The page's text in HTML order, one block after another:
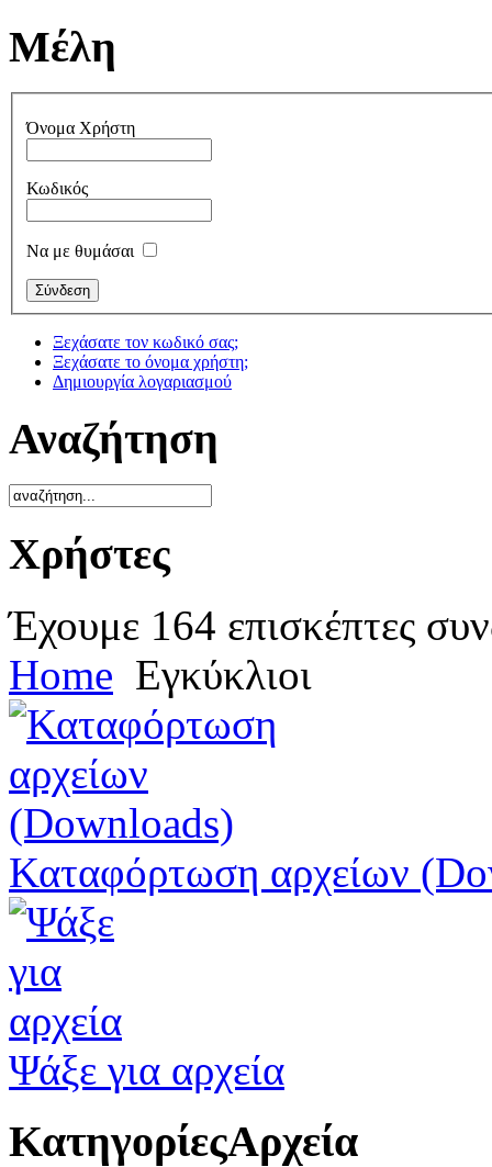
Μέλη
Όνομα Χρήστη
Κωδικός
Να με θυμάσαι
Ξεχάσατε τον κωδικό σας;
Ξεχάσατε το όνομα χρήστη;
Δημιουργία λογαριασμού
Αναζήτηση
Χρήστες
Έχουμε 164 επισκέπτες
Home Εγκύκλιοι
Καταφόρτωση αρχείων
Ψάξε για αρχεία
ΚατηγορίεςΑρχεία